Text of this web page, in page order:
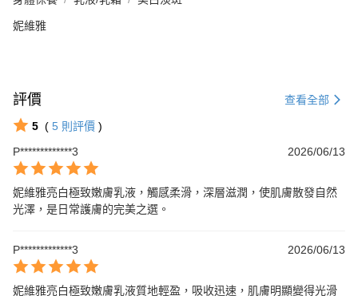
妮維雅
評價 查看全部
5 ( 5 則評價 )
P*************3
2026/06/13
妮維雅亮白極致嫩膚乳液，觸感柔滑，深層滋潤，使肌膚散發自然
光澤，是日常護膚的完美之選。
P*************3 2026/06/13
妮維雅亮白極致嫩膚乳液質地輕盈，吸收迅速，肌膚明顯變得光滑